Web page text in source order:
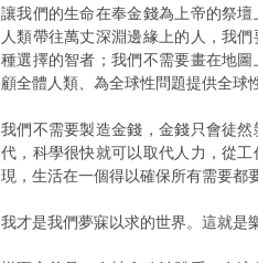
讓我們的生命在奉金錢為上帝的祭
人類帶往萬丈深淵邊緣上的人，我
種選擇的智者；我們不需要畫在地
顧全體人類、為全球性問題提供全球
我們不需要製造金錢，金錢只會徒
代，科學很快就可以取代人力，從
現，生活在一個得以確保所有需要都
我才是我們夢寐以求的世界。這就是